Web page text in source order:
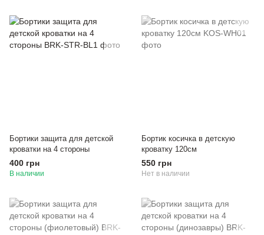
Бортики защита для детской
кроватки на 4 стороны
400 грн
В наличии
Бортик косичка в детскую
кроватку 120см
550 грн
Нет в наличии